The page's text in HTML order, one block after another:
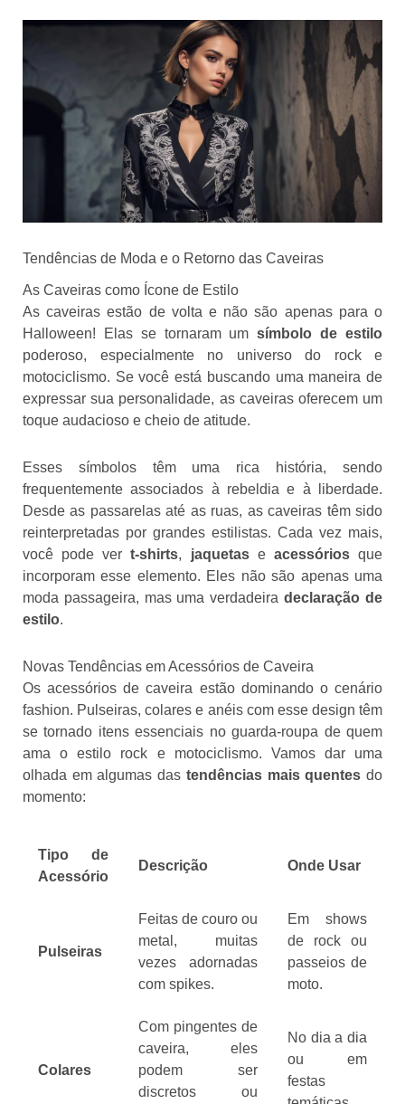
Tendências de Moda e o Retorno das Caveiras
As Caveiras como Ícone de Estilo
As caveiras estão de volta e não são apenas para o
Halloween! Elas se tornaram umsímbolo de estilo
poderoso, especialmente no universo do rock e
motociclismo. Se você está buscando uma maneira de
expressar sua personalidade, as caveiras oferecem um
toque audacioso e cheio de atitude.
Esses símbolos têm uma rica história, sendo
frequentemente associados à rebeldia e à liberdade.
Desde as passarelas até as ruas, as caveiras têm sido
reinterpretadas por grandes estilistas. Cada vez mais,
você pode vert-shirts, jaquetase acessóriosque
incorporam esse elemento. Eles não são apenas uma
moda passageira, mas uma verdadeiradeclaração de
estilo.
Novas Tendências em Acessórios de Caveira
Os acessórios de caveira estão dominando o cenário
fashion. Pulseiras, colares e anéis com esse design têm
se tornado itens essenciais no guarda-roupa de quem
ama o estilo rock e motociclismo. Vamos dar uma
olhada em algumas das tendências mais quentes do
momento:
Tipo de
Acessório
Descrição Onde Usar
Pulseiras
Feitas de couro ou
metal, muitas
vezes adornadas
com spikes.
Em shows
de rock ou
passeios de
moto.
Colares
Com pingentes de
caveira, eles
podem ser
discretos ou
No dia a dia
ou em
festas